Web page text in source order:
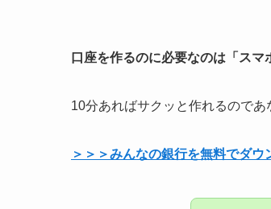
口座を作るのに必要なのは「スマ
10分あればサクッと作れるのであ
＞＞＞みんなの銀行を無料でダウ